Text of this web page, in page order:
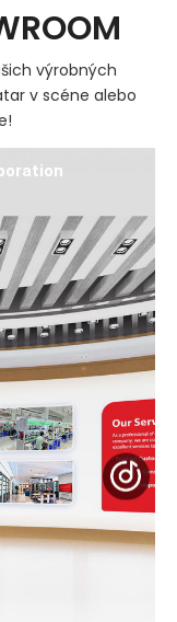
výrobných
v scéne alebo